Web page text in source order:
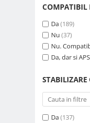
Genti Holster TopLoader
Genti, Troller Video
Rucsacuri Foto
Tocuri si huse protectie
Hamuri si Centuri foto
Curele Aparat - Umar
COMPATIBIL
Da(189)
Nu (37)
Nu.
Da, dar si
Da(137)